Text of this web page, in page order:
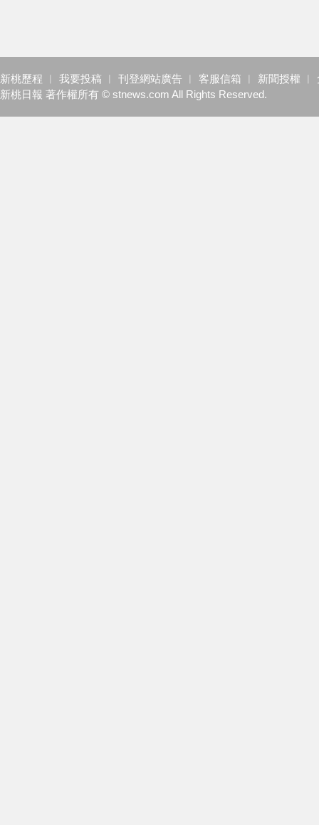
新桃歷程 ︱ 我要投稿 ︱ 刊登網站廣告 ︱ 客服信箱 ︱ 新聞授權 ︱
新桃日報 著作權所有 © stnews.com All Rights Reserved.